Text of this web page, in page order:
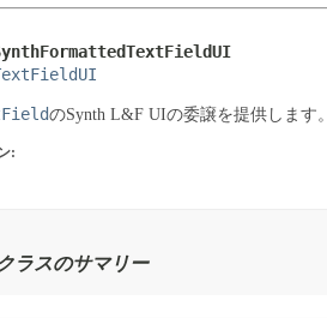
のSynth L&F UIの委譲を提供します。
:
ラスのサマリー